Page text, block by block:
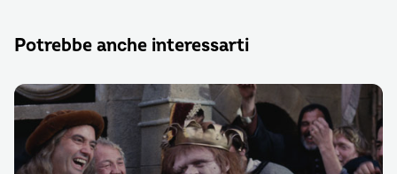
Potrebbe anche interessarti